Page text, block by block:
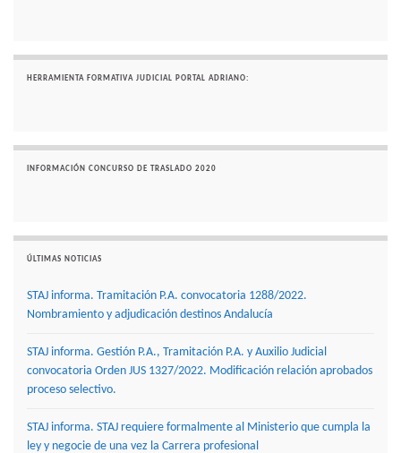
HERRAMIENTA FORMATIVA JUDICIAL PORTAL ADRIANO:
INFORMACIÓN CONCURSO DE TRASLADO 2020
ÚLTIMAS NOTICIAS
STAJ informa. Tramitación P.A. convocatoria 1288/2022.
Nombramiento y adjudicación destinos Andalucía
STAJ informa. Gestión P.A., Tramitación P.A. y Auxilio Judicial
convocatoria Orden JUS 1327/2022. Modificación relación aprobados
proceso selectivo.
STAJ informa. STAJ requiere formalmente al Ministerio que cumpla la
ley y negocie de una vez la Carrera profesional